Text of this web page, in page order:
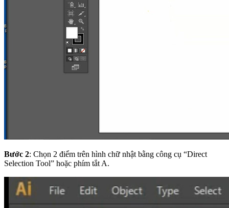
Bước 2: Chọn 2 điểm trên hình chữ nhật bằng công cụ “Direct
Selection Tool” hoặc phím tắt A.